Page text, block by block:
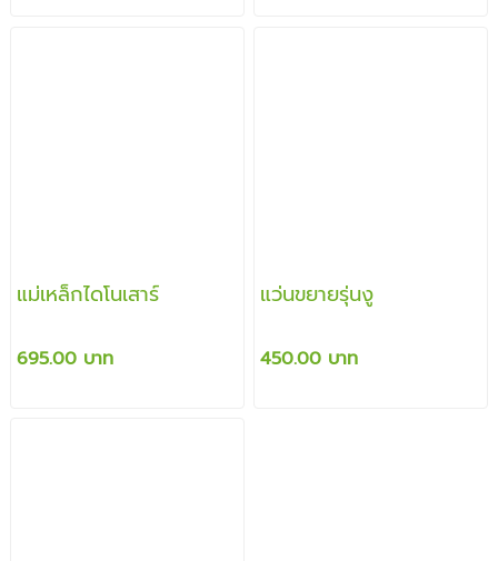
แม่เหล็กไดโนเสาร์
695.00 บาท
แว่นขยายรุ่นงู
450.00 บาท